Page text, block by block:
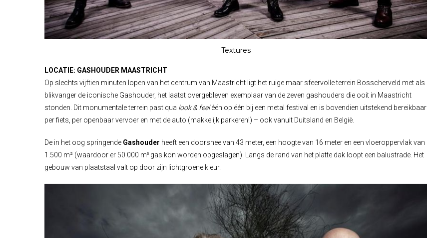
Textures
LOCATIE: GASHOUDER MAASTRICHT
Op slechts vijftien minuten lopen van het centrum van Maastricht ligt het ruige maar sfeervolle terrein Bosscherveld met als
blikvanger de iconische Gashouder, het laatst overgebleven exemplaar van de zeven gashouders die ooit in Maastricht
stonden. Dit monumentale terrein past qua look & feeléén op één bij een metal festival en is bovendien uitstekend bereikbaar
per fiets, per openbaar vervoer en met de auto (makkelijk parkeren!) – ook vanuit Duitsland en België.
De in het oog springende Gashouder heeft een doorsnee van 43 meter, een hoogte van 16 meter en een vloeroppervlak van
1.500 m² (waardoor er 50.000 m³ gas kon worden opgeslagen). Langs de rand van het platte dak loopt een balustrade. Het
gebouw van plaatstaal valt op door zijn lichtgroene kleur.